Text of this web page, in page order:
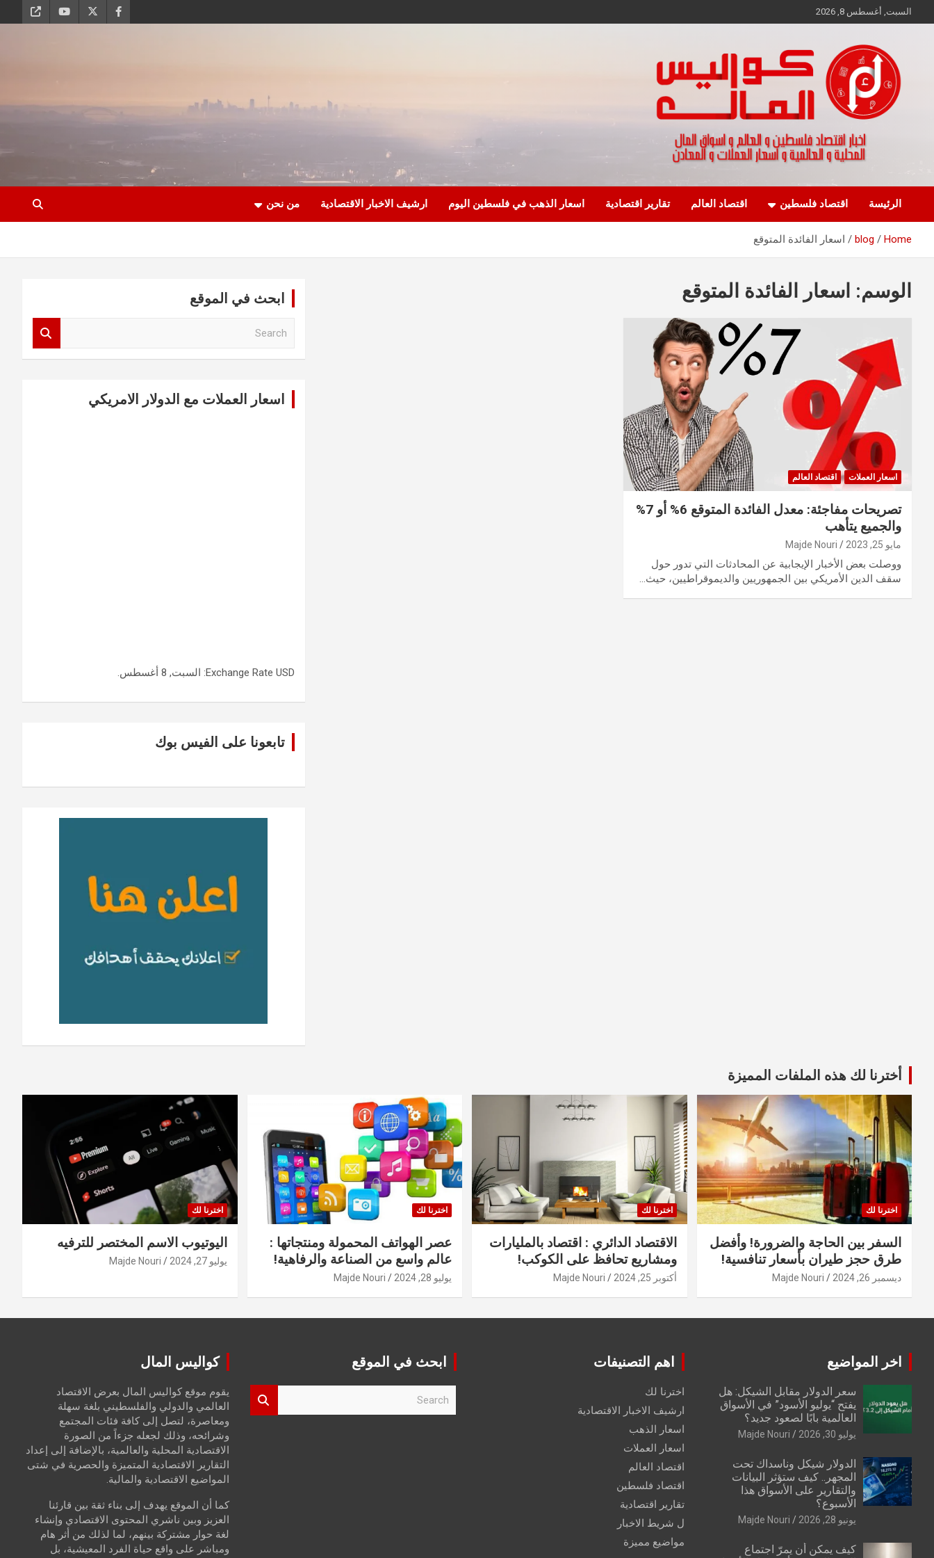
to
السبت, أغسطس 8, 2026
كواليس المال
الرئيسة اقتصاد فلسطين اقتصاد العالم تقارير اقتصادية اسعار الذهب في فلسطين اليوم ارشيف الاخبار الاقتصادية من نحن
Home
blog اسعار الفائدة المتوقع
الوسم: اسعار الفائدة المتوقع
اسعار العملات اقتصاد العالم
تصريحات مفاجئة: معدل الفائدة المتوقع 6% أو 7%
والجميع يتأهب
مايو 25, 2023 Majde Nouri
ووصلت بعض الأخبار الإيجابية عن المحادثات التي تدور حول
سقف الدين الأمريكي بين الجمهوريين والديموقراطيين، حيث…
ابحث في الموقع
اسعار العملات مع الدولار الامريكي
Exchange Rate USD : السبت, 8 أغسطس.
تابعونا على الفيس بوك
أخترنا لك هذه الملفات المميزة
اخترنا لك
السفر بين الحاجة والضرورة! وأفضل
طرق حجز طيران بأسعار تنافسية!
ديسمبر 26, 2024 Majde Nouri
اخترنا لك
الاقتصاد الدائري : اقتصاد بالمليارات
ومشاريع تحافظ على الكوكب!
أكتوبر 25, 2024 Majde Nouri
اخترنا لك
عصر الهواتف المحمولة ومنتجاتها :
عالم واسع من الصناعة والرفاهية!
يوليو 28, 2024 Majde Nouri
اخترنا لك
اليوتيوب الاسم المختصر للترفيه
يوليو 27, 2024 Majde Nouri
اخر المواضيع
سعر الدولار مقابل الشيكل: هل
يفتح “يوليو الأسود” في الأسواق
العالمية بابًا لصعود جديد؟
يوليو 30, 2026 Majde Nouri
الدولار شيكل وناسداك تحت
المجهر.. كيف ستؤثر البيانات
والتقارير على الأسواق هذا
الأسبوع؟
يونيو 28, 2026 Majde Nouri
كيف يمكن أن يمرّ اجتماع
اهم التصنيفات
اخترنا لك
ارشيف الاخبار الاقتصادية
اسعار الذهب
اسعار العملات
اقتصاد العالم
اقتصاد فلسطين
تقارير اقتصادية
ل شريط الاخبار
مواضيع مميزة
ابحث في الموقع كواليس المال
يقوم موقع كواليس المال بعرض الاقتصاد
العالمي والدولي والفلسطيني بلغة سهلة
ومعاصرة، لتصل إلى كافة فئات المجتمع
وشرائحه، وذلك لجعله جزءاً من الصورة
الاقتصادية المحلية والعالمية، بالإضافة إلى إعداد
التقارير الاقتصادية المتميزة والحصرية في شتى
المواضيع الاقتصادية والمالية.
كما أن الموقع يهدف إلى بناء ثقة بين قارئنا
العزيز وبين ناشري المحتوى الاقتصادي وإنشاء
لغة حوار مشتركة بينهم، لما لذلك من أثر هام
ومباشر على واقع حياة الفرد المعيشية، بل